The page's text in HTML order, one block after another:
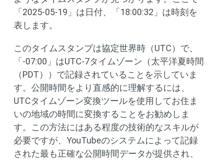
「2025-05-19」は日付、「18:00:32」は時刻を
表します。
このタイムスタンプは協定世界時（UTC）で、
「-07:00」はUTC-7タイムゾーン（太平洋夏時間
（PDT））で記録されていることを示していま
す。公開時間をより直感的に理解するには、
UTCタイムゾーン変換ツールを使用してお住ま
いの地域の時間に変換することをお勧めしま
す。この方法にはある程度の技術的なスキルが
必要ですが、YouTubeのシステムによって記録
された最も正確な公開時間データが提供され、